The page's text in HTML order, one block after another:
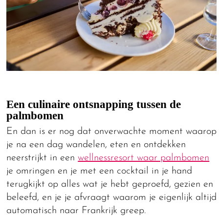
Een culinaire ontsnapping tussen de
palmbomen
En dan is er nog dat onverwachte moment waarop
je na een dag wandelen, eten en ontdekken
neerstrijkt in eenwellnessresort waar palmbomen
je omringen en je met een cocktail in je hand
terugkijkt op alles wat je hebt geproefd, gezien en
beleefd, en je je afvraagt waarom je eigenlijk altijd
automatisch naar Frankrijk greep.